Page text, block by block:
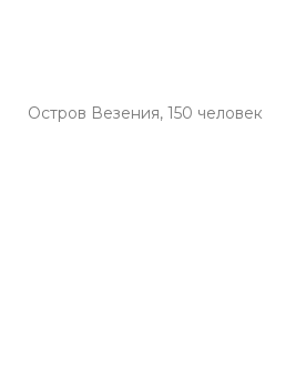
Остров Везения, 150 человек